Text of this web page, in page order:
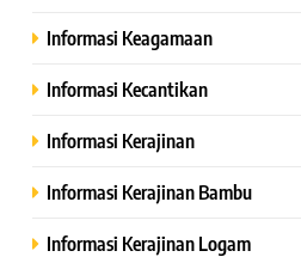
Informasi Keagamaan
Informasi Kecantikan
Informasi Kerajinan
Informasi Kerajinan Bambu
Informasi Kerajinan Logam